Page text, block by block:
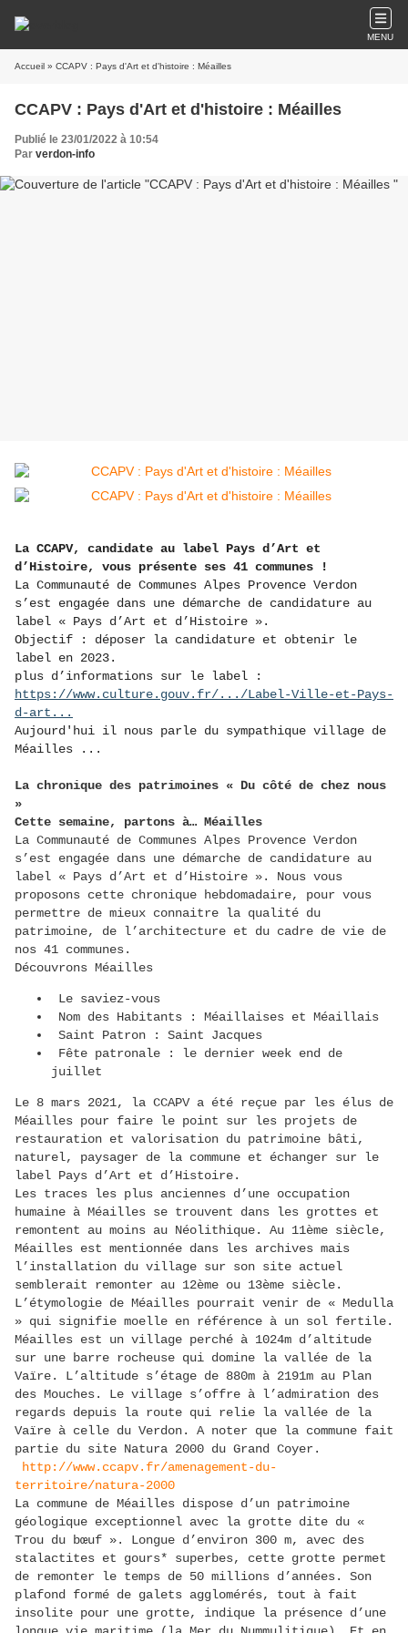
MENU
Accueil » CCAPV : Pays d'Art et d'histoire : Méailles
CCAPV : Pays d'Art et d'histoire : Méailles
Publié le 23/01/2022 à 10:54
Par verdon-info
La CCAPV, candidate au label Pays d’Art et
d’Histoire, vous présente ses 41 communes !
La Communauté de Communes Alpes Provence Verdon
s’est engagée dans une démarche de candidature au
label « Pays d’Art et d’Histoire ».
Objectif : déposer la candidature et obtenir le
label en 2023.
plus d’informations sur le label :
https://www.culture.gouv.fr/.../Label-Ville-et-Pays-
d-art...
Aujourd'hui il nous parle du sympathique village de
Méailles ...
La chronique des patrimoines « Du côté de chez nous
»
Cette semaine, partons à… Méailles
La Communauté de Communes Alpes Provence Verdon
s’est engagée dans une démarche de candidature au
label « Pays d’Art et d’Histoire ». Nous vous
proposons cette chronique hebdomadaire, pour vous
permettre de mieux connaitre la qualité du
patrimoine, de l’architecture et du cadre de vie de
nos 41 communes.
Découvrons Méailles
Le saviez-vous
Nom des Habitants : Méaillaises et Méaillais
Saint Patron : Saint Jacques
Fête patronale : le dernier week end de
juillet
Le 8 mars 2021, la CCAPV a été reçue par les élus de
Méailles pour faire le point sur les projets de
restauration et valorisation du patrimoine bâti,
naturel, paysager de la commune et échanger sur le
label Pays d’Art et d’Histoire.
Les traces les plus anciennes d’une occupation
humaine à Méailles se trouvent dans les grottes et
remontent au moins au Néolithique. Au 11ème siècle,
Méailles est mentionnée dans les archives mais
l’installation du village sur son site actuel
semblerait remonter au 12ème ou 13ème siècle.
L’étymologie de Méailles pourrait venir de « Medulla
» qui signifie moelle en référence à un sol fertile.
Méailles est un village perché à 1024m d’altitude
sur une barre rocheuse qui domine la vallée de la
Vaïre. L’altitude s’étage de 880m à 2191m au Plan
des Mouches. Le village s’offre à l’admiration des
regards depuis la route qui relie la vallée de la
Vaïre à celle du Verdon. A noter que la commune fait
partie du site Natura 2000 du Grand Coyer.
http://www.ccapv.fr/amenagement-du-
territoire/natura-2000
La commune de Méailles dispose d’un patrimoine
géologique exceptionnel avec la grotte dite du «
Trou du bœuf ». Longue d’environ 300 m, avec des
stalactites et gours* superbes, cette grotte permet
de remonter le temps de 50 millions d’années. Son
plafond formé de galets agglomérés, tout à fait
insolite pour une grotte, indique la présence d’une